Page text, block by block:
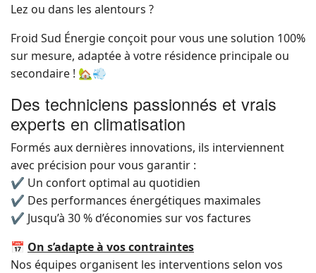
Lez ou dans les alentours ?
Froid Sud Énergie conçoit pour vous une solution 100%
sur mesure, adaptée à votre résidence principale ou
secondaire ! 🏡💨
Des techniciens passionnés et vrais
experts en climatisation
Formés aux dernières innovations, ils interviennent
avec précision pour vous garantir :
✔ Un confort optimal au quotidien
✔ Des performances énergétiques maximales
✔ Jusqu’à 30 % d’économies sur vos factures
📅 On s’adapte à vos contraintes
Nos équipes organisent les interventions selon vos